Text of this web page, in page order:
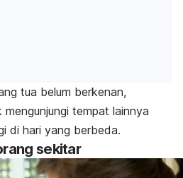
tua belum berkenan,
tempat lainnya
di hari yang berbeda.
sekitar